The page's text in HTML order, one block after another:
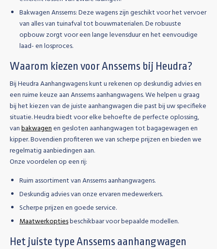
Bakwagen Anssems:Deze wagens zijn geschikt voor het vervoer
van alles van tuinafval tot bouwmaterialen. De robuuste
opbouw zorgt voor een lange levensduur en het eenvoudige
laad- en losproces.
Waarom kiezen voor Anssems bij Heudra?
Bij Heudra Aanhangwagens kunt u rekenen op deskundig advies en
een ruime keuze aan Anssems aanhangwagens. We helpen u graag
bij het kiezen van de juiste aanhangwagen die past bij uw specifieke
situatie. Heudra biedt voor elke behoefte de perfecte oplossing,
vanbakwagenen gesloten aanhangwagen tot bagagewagen en
kipper. Bovendien profiteren we van scherpe prijzen en bieden we
regelmatig aanbiedingen aan.
Onze voordelen op een rij:
Ruim assortiment van Anssems aanhangwagens.
Deskundig advies van onze ervaren medewerkers.
Scherpe prijzen en goede service.
Maatwerkoptiesbeschikbaar voor bepaalde modellen.
Het juiste type Anssems aanhangwagen